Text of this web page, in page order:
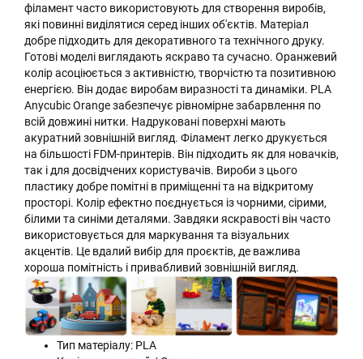
філамент часто використовують для створення виробів,
які повинні виділятися серед інших об'єктів. Матеріал
добре підходить для декоративного та технічного друку.
Готові моделі виглядають яскраво та сучасно. Оранжевий
колір асоціюється з активністю, творчістю та позитивною
енергією. Він додає виробам виразності та динаміки. PLA
Anycubic Orange забезпечує рівномірне забарвлення по
всій довжині нитки. Надруковані поверхні мають
акуратний зовнішній вигляд. Філамент легко друкується
на більшості FDM-принтерів. Він підходить як для новачків,
так і для досвідчених користувачів. Вироби з цього
пластику добре помітні в приміщенні та на відкритому
просторі. Колір ефектно поєднується із чорними, сірими,
білими та синіми деталями. Завдяки яскравості він часто
використовується для маркування та візуальних
акцентів. Це вдалий вибір для проєктів, де важлива
хороша помітність і привабливий зовнішній вигляд.
Тип матеріалу: PLA